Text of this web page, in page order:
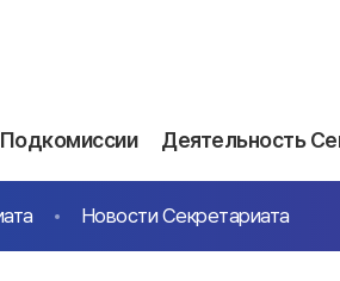
Подкомиссии Деятельность
Новости Секретариата